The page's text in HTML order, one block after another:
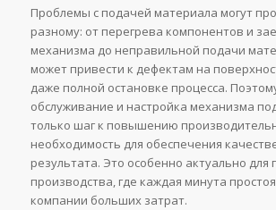
Проблемы с подачей материала могут
разному: от перегрева компонентов и
механизма до неправильной подачи
может привести к дефектам на
даже полной остановке процесса.
обслуживание и настройка механизма
только шаг к повышению
необходимость для обеспечения
результата. Это особенно актуально
производства, где каждая минута
компании больших затрат.